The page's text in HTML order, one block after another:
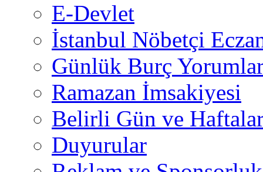
E-Devlet
İstanbul Nöbetçi
Günlük Burç
Ramazan İmsakiyesi
Belirli Gün ve
Duyurular